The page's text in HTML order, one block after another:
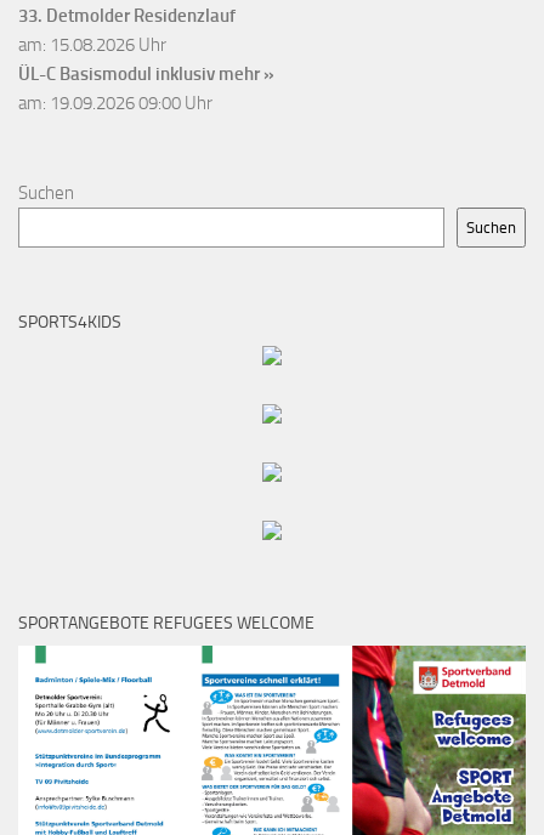
33. Detmolder Residenzlauf
am: 15.08.2026 Uhr
ÜL-C Basismodul inklusiv mehr »
am: 19.09.2026 09:00 Uhr
Suchen
Suchen
SPORTS4KIDS
SPORTANGEBOTE REFUGEES WELCOME